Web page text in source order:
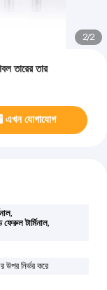
2/2
তারের তার
এখন যোগাযোগ
,
ফেরুল টার্মিনাল,
উপর নির্ভর করে